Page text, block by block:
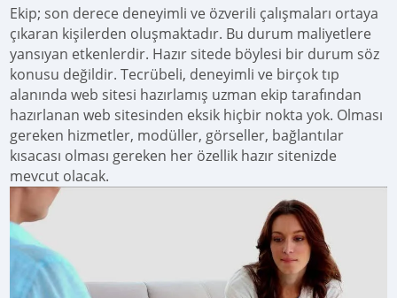
Ekip; son derece deneyimli ve özverili çalışmaları ortaya
çıkaran kişilerden oluşmaktadır. Bu durum maliyetlere
yansıyan etkenlerdir. Hazır sitede böylesi bir durum söz
konusu değildir. Tecrübeli, deneyimli ve birçok tıp
alanında web sitesi hazırlamış uzman ekip tarafından
hazırlanan web sitesinden eksik hiçbir nokta yok. Olması
gereken hizmetler, modüller, görseller, bağlantılar
kısacası olması gereken her özellik hazır sitenizde
mevcut olacak.